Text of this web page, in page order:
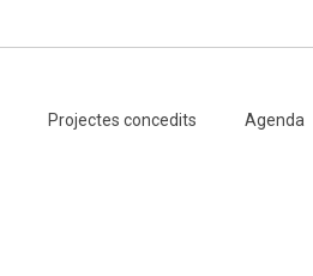
Projectes concedits Agenda